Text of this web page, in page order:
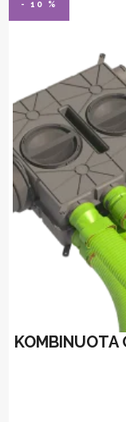
- 10 %
KOMBINUOTA